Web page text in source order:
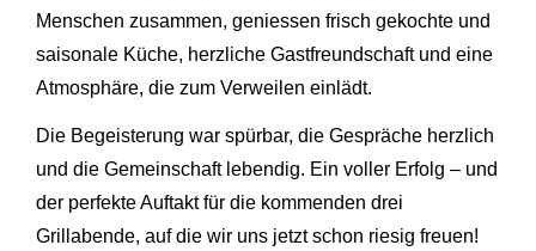
Menschen zusammen, geniessen frisch gekochte und
saisonale Küche, herzliche Gastfreundschaft und eine
Atmosphäre, die zum Verweilen einlädt.
Die Begeisterung war spürbar, die Gespräche herzlich
und die Gemeinschaft lebendig. Ein voller Erfolg – und
der perfekte Auftakt für die kommenden drei
Grillabende, auf die wir uns jetzt schon riesig freuen!